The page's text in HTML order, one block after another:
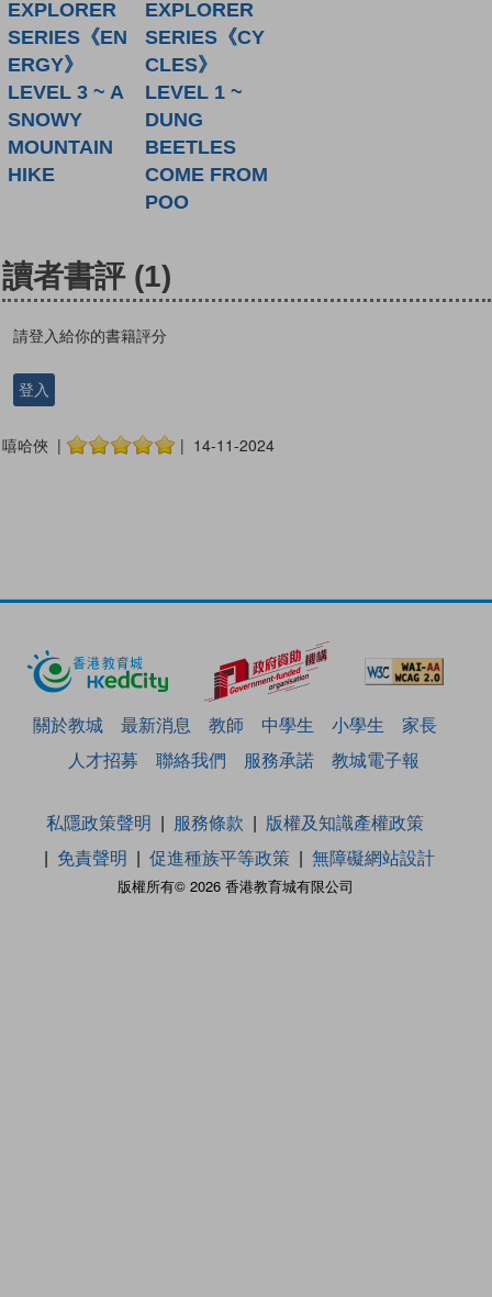
EXPLORER
SERIES《EN
ERGY》
LEVEL 3 ~ A
SNOWY
MOUNTAIN
HIKE
EXPLORER
SERIES《CY
CLES》
LEVEL 1 ~
DUNG
BEETLES
COME FROM
POO
讀者書評 (1)
請登入給你的書籍評分
登入
嘻哈俠 | | 14-11-2024
關於教城 最新消息 教師 中學生 小學生
家長
人才招募
聯絡我們 服務承諾 教城電子報
版權所有© 2026 香港教育城有限公司
私隱政策聲明 服務條款
版權及知識產權政策
免責聲明
促進種族平等政策 無障礙網站設計